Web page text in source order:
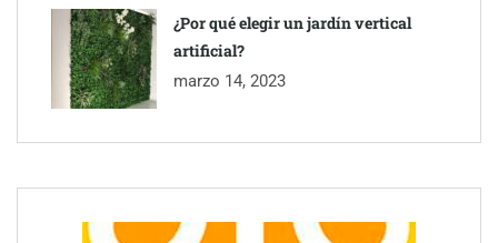
¿Por qué elegir un jardín vertical
artificial?
marzo 14, 2023